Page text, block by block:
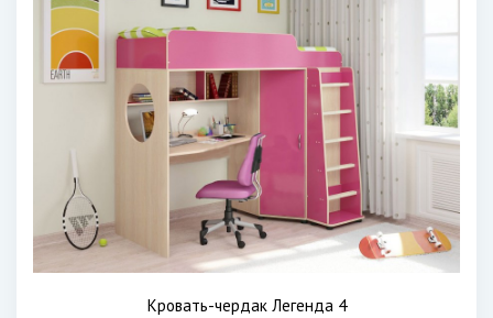
Кровать-чердак Легенда 4